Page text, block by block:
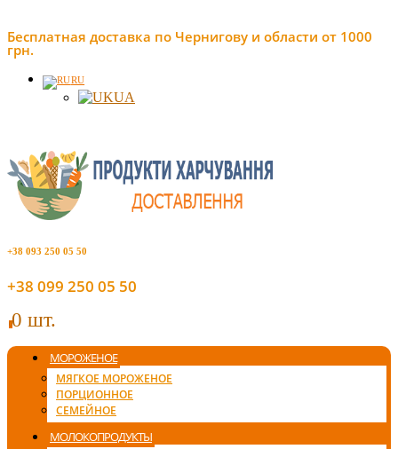
Бесплатная доставка по Чернигову и области от 1000
грн.
RU
UA
+38 093 250 05 50
+38 099 250 05 50
00 шт.
МОРОЖЕНОЕ
МЯГКОЕ МОРОЖЕНОЕ
ПОРЦИОННОЕ
СЕМЕЙНОЕ
МОЛОКОПРОДУКТЫ